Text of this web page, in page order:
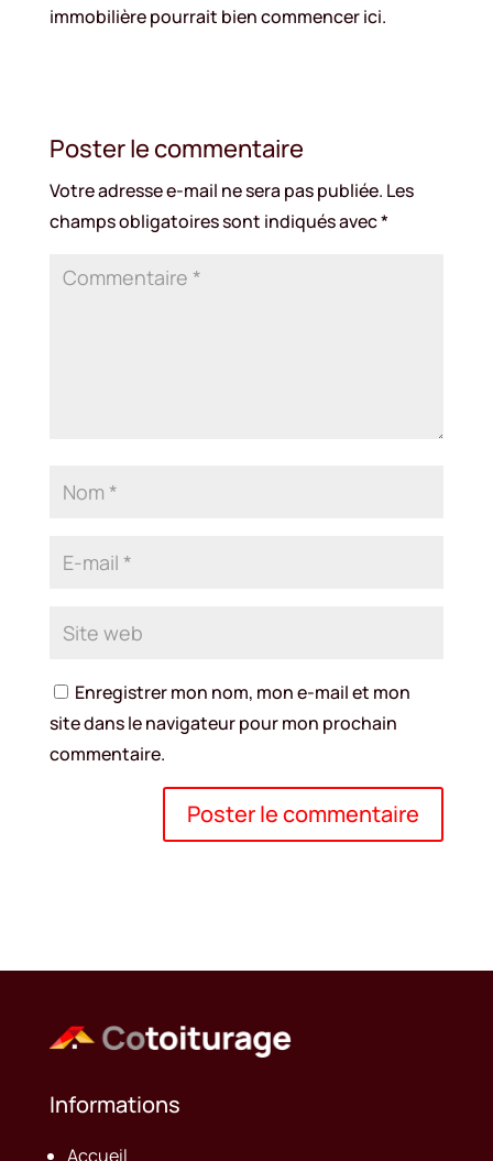
immobilière pourrait bien commencer ici.
Poster le commentaire
Votre adresse e-mail ne sera pas publiée. Les
champs obligatoires sont indiqués avec*
Enregistrer mon nom, mon e-mail et mon
site dans le navigateur pour mon prochain
commentaire.
Informations
Accueil